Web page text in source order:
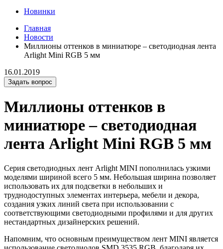
Новинки
Главная
Новости
Миллионы оттенков в миниатюре – светодиодная лента
Arlight Mini RGB 5 мм
16.01.2019
Задать вопрос
Миллионы оттенков в
миниатюре – светодиодная
лента Arlight Mini RGB 5 мм
Серия светодиодных лент Arlight MINI пополнилась узкими
моделями шириной всего 5 мм. Небольшая ширина позволяет
использовать их для подсветки в небольших и
труднодоступных элементах интерьера, мебели и декора,
создания узких линий света при использовании с
соответствующими светодиодными профилями и для других
нестандартных дизайнерских решений.
Напомним, что основным преимуществом лент MINI является